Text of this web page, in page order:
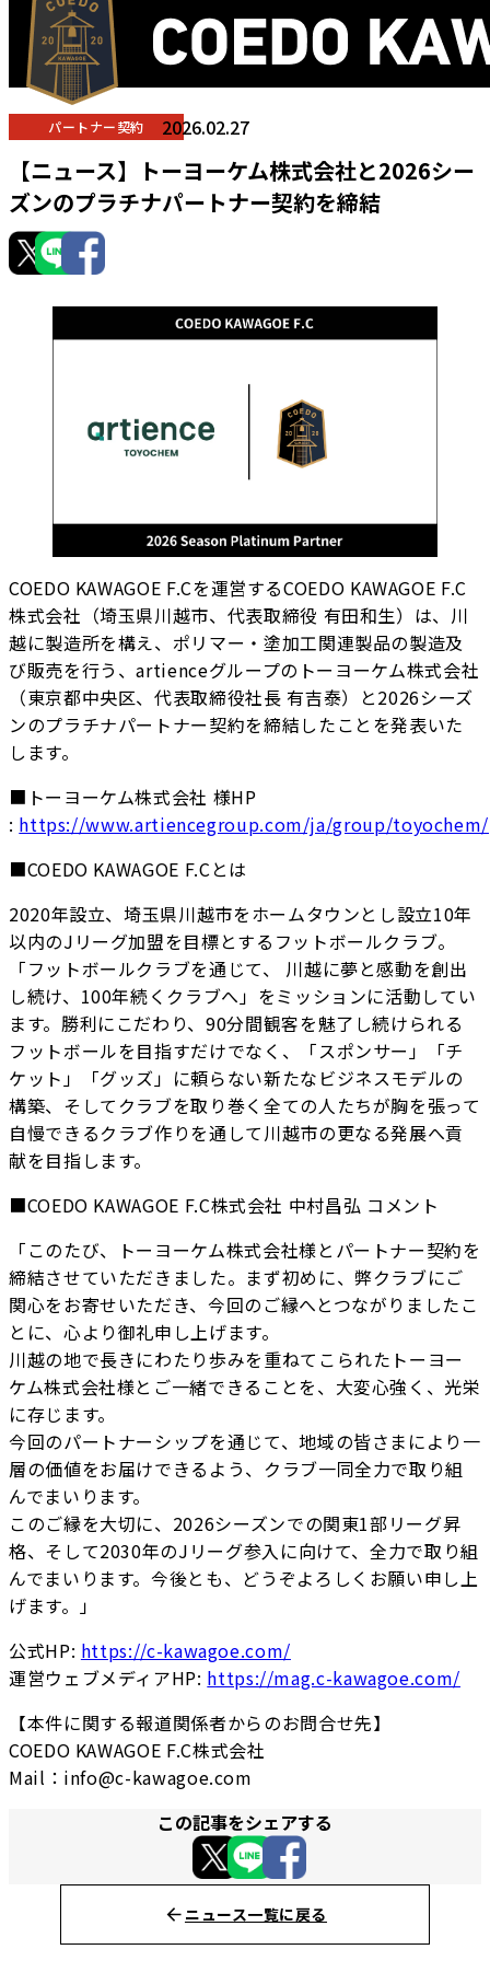
パートナー契約 2026.02.27
【ニュース】トーヨーケム株式会社と2026シー
ズンのプラチナパートナー契約を締結
COEDO KAWAGOE F.Cを運営するCOEDO KAWAGOE F.C
株式会社（埼玉県川越市、代表取締役 有田和生）は、川
越に製造所を構え、ポリマー・塗加工関連製品の製造及
び販売を行う、artienceグループのトーヨーケム株式会社
（東京都中央区、代表取締役社長 有吉泰）と2026シーズ
ンのプラチナパートナー契約を締結したことを発表いた
します。
■トーヨーケム株式会社 様HP
: https://www.artiencegroup.com/ja/group/toyochem/
■COEDO KAWAGOE F.Cとは
2020年設立、埼玉県川越市をホームタウンとし設立10年
以内のJリーグ加盟を目標とするフットボールクラブ。
「フットボールクラブを通じて、 川越に夢と感動を創出
し続け、100年続くクラブへ」をミッションに活動してい
ます。勝利にこだわり、90分間観客を魅了し続けられる
フットボールを目指すだけでなく、「スポンサー」「チ
ケット」「グッズ」に頼らない新たなビジネスモデルの
構築、そしてクラブを取り巻く全ての人たちが胸を張って
自慢できるクラブ作りを通して川越市の更なる発展へ貢
献を目指します。
■COEDO KAWAGOE F.C株式会社 中村昌弘 コメント
「このたび、トーヨーケム株式会社様とパートナー契約を
締結させていただきました。まず初めに、弊クラブにご
関心をお寄せいただき、今回のご縁へとつながりましたこ
とに、心より御礼申し上げます。
川越の地で長きにわたり歩みを重ねてこられたトーヨー
ケム株式会社様とご一緒できることを、大変心強く、光栄
に存じます。
今回のパートナーシップを通じて、地域の皆さまにより一
層の価値をお届けできるよう、クラブ一同全力で取り組
んでまいります。
このご縁を大切に、2026シーズンでの関東1部リーグ昇
格、そして2030年のJリーグ参入に向けて、全力で取り組
んでまいります。今後とも、どうぞよろしくお願い申し上
げます。」
公式HP: https://c-kawagoe.com/
運営ウェブメディアHP: https://mag.c-kawagoe.com/
【本件に関する報道関係者からのお問合せ先】
COEDO KAWAGOE F.C株式会社
Mail：info@c-kawagoe.com
この記事をシェアする
ニュース一覧に戻る